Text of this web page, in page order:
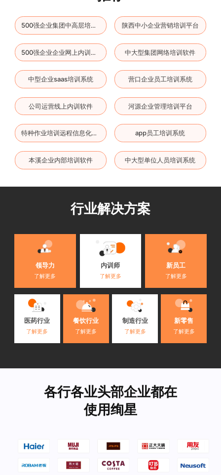
500强企业集团中高层培训平台 陕西中小企业营销培训平台
500强企业企业网上内训工具 中大型集团网络培训软件
中型企业saas培训系统 营口企业员工培训系统
公司运营线上内训软件 河源企业管理培训平台
特种作业培训远程信息化系统 app员工培训系统
本溪企业内部培训软件 中大型单位人员培训系统
行业解决方案
领导力
了解更多
内训师
了解更多
新员工
了解更多
医药行业
了解更多
餐饮行业
了解更多
制造行业
了解更多
新零售
了解更多
各行各业头部企业都在
使用绚星